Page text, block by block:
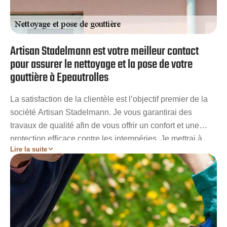
Artisan Stadelmann est votre meilleur contact
pour assurer le nettoyage et la pose de votre
gouttière à Epeautrolles
La satisfaction de la clientèle est l’objectif premier de la
société Artisan Stadelmann. Je vous garantirai des
travaux de qualité afin de vous offrir un confort et une
protection efficace contre les intempéries. Je mettrai à
votre profit tout mon savoir-faire et mes compétences pour
vous garantir un résultat à la hauteur de votre espérance.
Dans la réalisation de vos projets, je vous
accompagnerai également tout au long des travaux et je
resterai à votre écoute afin de répondre à vos moindres
exigences. Vous ne serez pas déçu de faire recours aux
Lire la suite